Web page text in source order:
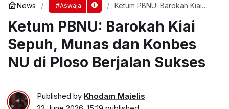
News #Aswaja
Ketum PBNU: Barokah Kiai
NU di Ploso Berjalan Sukses
Ketum PBNU: Barokah Kiai
Sepuh, Munas dan Konbes
NU di Ploso Berjalan Sukses
Published by Khodam Majelis